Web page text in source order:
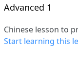
Advanced 1
Chinese lesson to
Start learning this